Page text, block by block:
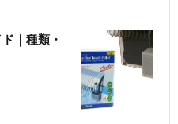
｜種類・